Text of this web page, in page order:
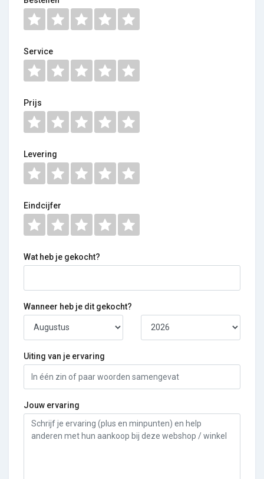
Service
Prijs
Levering
Eindcijfer
Wat heb je gekocht?
Wanneer heb je dit gekocht?
Uiting van je ervaring
Jouw ervaring